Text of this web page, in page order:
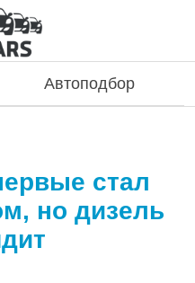
Автоподбор
стал
но дизель